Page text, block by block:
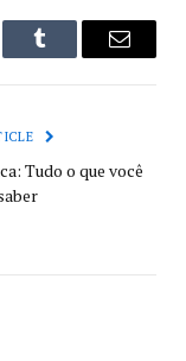
Tumblr Email
Tudo o que você